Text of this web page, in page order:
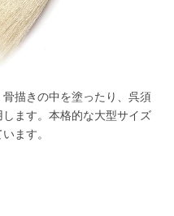
描きの中を塗ったり、呉須
ます。本格的な大型サイズ
ます。